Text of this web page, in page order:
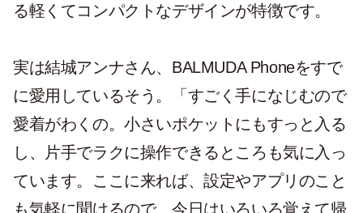
る軽くてコンパクトなデザインが特徴です。
実は結城アンナさん、BALMUDA Phoneをすで
に愛用しているそう。「すごく手になじむので
愛着がわくの。小さいポケットにもすっと入る
し、片手でラクに操作できるところも気に入っ
ています。ここに来れば、設定やアプリのこと
も気軽に聞けるので、今日はいろいろ覚えて帰